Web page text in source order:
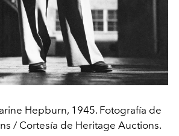
Hepburn, 1945. Fotografía de
/ Cortesía de Heritage Auctions.